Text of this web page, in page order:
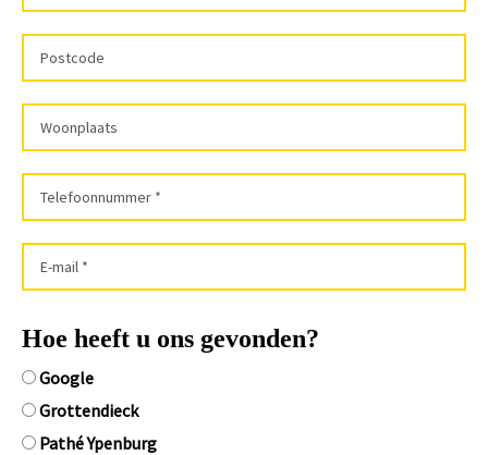
Hoe heeft u ons gevonden?
Google
Grottendieck
Pathé Ypenburg